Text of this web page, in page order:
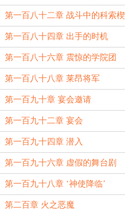
第一百八十二章 战斗中的科索楔
第一百八十四章 出手的时机
第一百八十六章 震惊的学院团
第一百八十八章 莱昂将军
第一百九十章 宴会邀请
第一百九十二章 宴会
第一百九十四章 潜入
第一百九十六章 虚假的舞台剧
第一百九十八章 ‘神使降临’
第二百章 火之恶魔